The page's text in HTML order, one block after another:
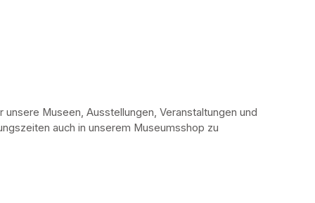
Museen, Ausstellungen, Veranstaltungen und
auch in unserem Museumsshop zu